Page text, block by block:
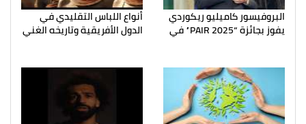
البروفيسور كاميليو ريكوردي
يفوز بجائزة “PAIR 2025” في
أنواع اللباس التقليدي في
الدول الأفريقية وتاريخه الغني